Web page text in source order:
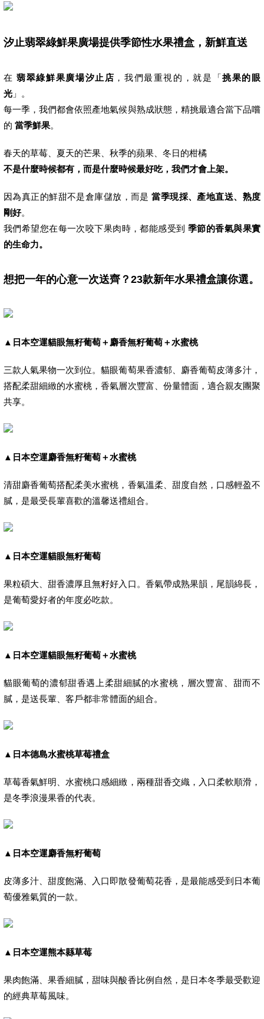
汐止翡翠綠鮮果廣場提供季節性水果禮盒，新鮮直送
在翡翠綠鮮果廣場汐止店 ，我們最重視的，就是「挑果的眼
光 」。
每一季，我們都會依照產地氣候與熟成狀態，精挑最適合當下品嚐
的 當季鮮果。
春天的草莓、夏天的芒果、秋季的蘋果、冬日的柑橘
不是什麼時候都有，而是什麼時候最好吃，我們才會上架。
因為真正的鮮甜不是倉庫儲放，而是當季現採、產地直送、熟度
剛好。
我們希望您在每一次咬下果肉時，都能感受到 季節的香氣與果實
的生命力。
想把一年的心意一次送齊？23款新年水果禮盒讓你選。
▲ 日本空運貓眼無籽葡萄＋麝香無籽葡萄＋水蜜桃
三款人氣果物一次到位。貓眼葡萄果香濃郁、麝香葡萄皮薄多汁，
搭配柔甜細緻的水蜜桃，香氣層次豐富、份量體面，適合親友團聚
共享。
▲ 日本空運麝香無籽葡萄＋水蜜桃
清甜麝香葡萄搭配柔美水蜜桃，香氣溫柔、甜度自然，口感輕盈不
膩，是最受長輩喜歡的溫馨送禮組合。
▲ 日本空運貓眼無籽葡萄
果粒碩大、甜香濃厚且無籽好入口。香氣帶成熟果韻，尾韻綿長，
是葡萄愛好者的年度必吃款。
▲ 日本空運貓眼無籽葡萄＋水蜜桃
貓眼葡萄的濃郁甜香遇上柔甜細膩的水蜜桃，層次豐富、甜而不
膩，是送長輩、客戶都非常體面的組合。
▲ 日本德島水蜜桃草莓禮盒
草莓香氣鮮明、水蜜桃口感細緻，兩種甜香交織，入口柔軟順滑，
是冬季浪漫果香的代表。
▲ 日本空運麝香無籽葡萄
皮薄多汁、甜度飽滿、入口即散發葡萄花香，是最能感受到日本葡
萄優雅氣質的一款。
▲ 日本空運熊本縣草莓
果肉飽滿、果香細膩，甜味與酸香比例自然，是日本冬季最受歡迎
的經典草莓風味。